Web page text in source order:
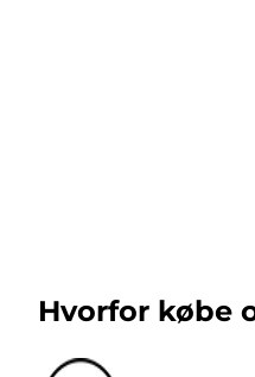
Hvorfor købe